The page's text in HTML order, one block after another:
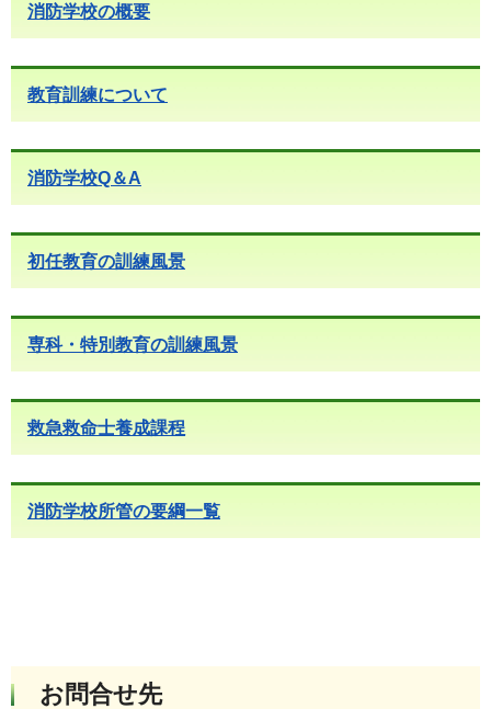
消防学校の概要
教育訓練について
消防学校Q＆A
初任教育の訓練風景
専科・特別教育の訓練風景
救急救命士養成課程
消防学校所管の要綱一覧
お問合せ先